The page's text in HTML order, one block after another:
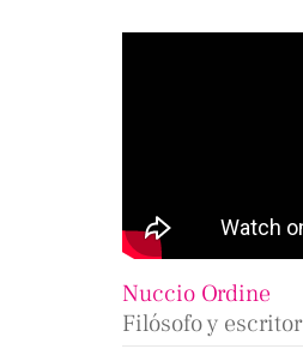
Nuccio Ordine
Filósofo y escritor